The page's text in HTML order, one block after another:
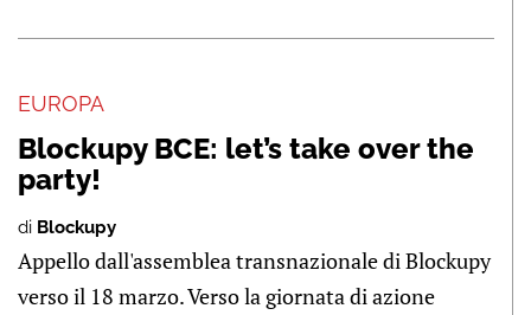
EUROPA
Blockupy BCE: let’s take over the
party!
di Blockupy
Appello dall'assemblea transnazionale di Blockupy
verso il 18 marzo. Verso la giornata di azione